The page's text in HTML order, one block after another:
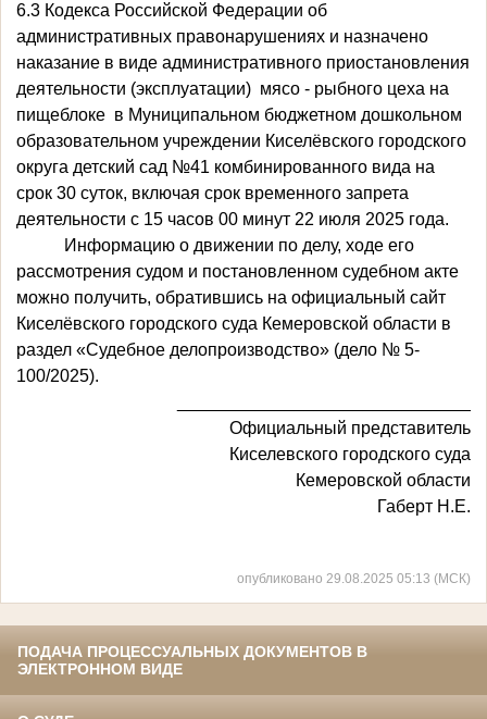
6.3 Кодекса Российской Федерации об
административных правонарушениях и назначено
наказание в виде административного приостановления
деятельности (эксплуатации) мясо - рыбного цеха на
пищеблоке в Муниципальном бюджетном дошкольном
образовательном учреждении Киселёвского городского
округа детский сад №41 комбинированного вида на
срок 30 суток, включая срок временного запрета
деятельности с 15 часов 00 минут 22 июля 2025 года.
Информацию о движении по делу, ходе его
рассмотрения судом и постановленном судебном акте
можно получить, обратившись на официальный сайт
Киселёвского городского суда Кемеровской области в
раздел «Судебное делопроизводство» (дело № 5-
100/2025).
Официальный представитель
Киселевского городского суда
Кемеровской области
Габерт Н.Е.
опубликовано 29.08.2025 05:13 (МСК)
ПОДАЧА ПРОЦЕССУАЛЬНЫХ ДОКУМЕНТОВ В
ЭЛЕКТРОННОМ ВИДЕ